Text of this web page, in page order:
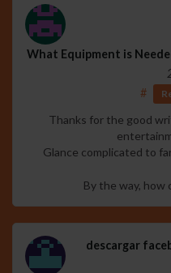
What Equipment is
#
Thanks for the good
Glance complicated to
By the way, how
descargar